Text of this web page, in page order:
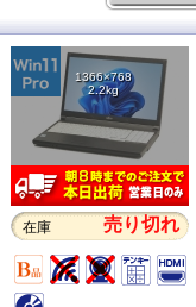
1366×768
2.2kg
在庫 売り切れ